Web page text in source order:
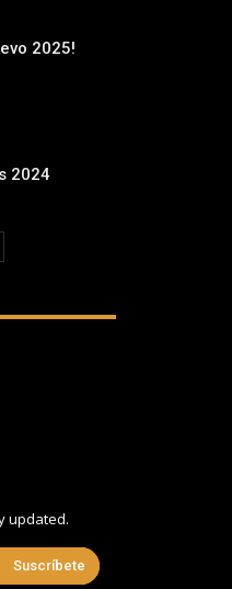
2025!
2024
updated.
Suscríbete